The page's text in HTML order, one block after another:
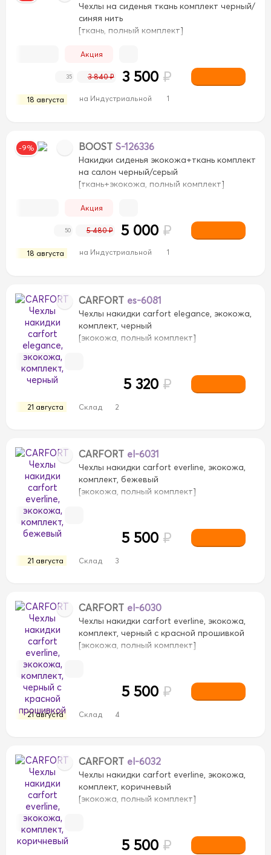
Чехлы на сиденья ткань комплект черный/
синяя нить
[ткань, полный комплект]
Акция
18 августа на Индустриальной 1
35 3 840 ₽ 3 500 ₽
-9% BOOST S-126336
Накидки сиденья экокожа+ткань комплект
на салон черный/серый
[ткань+экокожа, полный комплект]
Акция
18 августа на Индустриальной 1
50 5 480 ₽ 5 000 ₽
CARFORT es-6081
Чехлы накидки carfort elegance, экокожа,
комплект, черный
[экокожа, полный комплект]
21 августа Склад 2
5 320 ₽
CARFORT el-6031
Чехлы накидки carfort everline, экокожа,
комплект, бежевый
[экокожа, полный комплект]
21 августа Склад 3
5 500 ₽
CARFORT el-6030
Чехлы накидки carfort everline, экокожа,
комплект, черный с красной прошивкой
[экокожа, полный комплект]
21 августа Склад 4
5 500 ₽
CARFORT el-6032
Чехлы накидки carfort everline, экокожа,
комплект, коричневый
[экокожа, полный комплект]
5 500 ₽